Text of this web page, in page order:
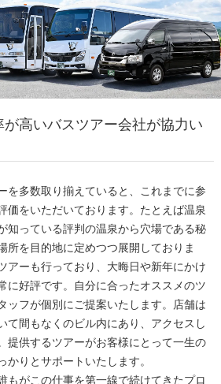
高いバスツアー会社が協力い
を多数取り揃えていると、これまでに参
価をいただいております。たとえば温泉
知っている評判の温泉から穴場である秘
所を目的地に定めつつ展開しておりま
アーも行っており、大晦日や新年にかけ
に好評です。自分に合ったオススメのツ
ッフが個別にご提案いたします。店舗は
て間もなくのビル内にあり、アクセスし
提供するツアーがお客様にとって一生の
かりとサポートいたします。
もがこの仕事を第一線で続けてきたプロ